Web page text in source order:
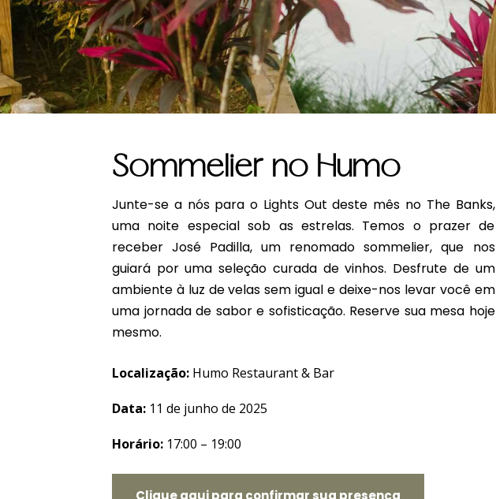
Sommelier no Humo
Junte-se a nós para o Lights Out deste mês no The Banks,
uma noite especial sob as estrelas. Temos o prazer de
receber José Padilla, um renomado sommelier, que nos
guiará por uma seleção curada de vinhos. Desfrute de um
ambiente à luz de velas sem igual e deixe-nos levar você em
uma jornada de sabor e sofisticação. Reserve sua mesa hoje
mesmo.
Localização: Humo Restaurant & Bar
Data: 11 de junho de 2025
Horário: 17:00 – 19:00
Clique aqui para confirmar sua presença